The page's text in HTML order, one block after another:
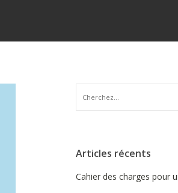
Articles récents
Cahier des charges pour